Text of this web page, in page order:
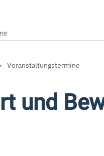
springen
Veranstaltungstermine
und